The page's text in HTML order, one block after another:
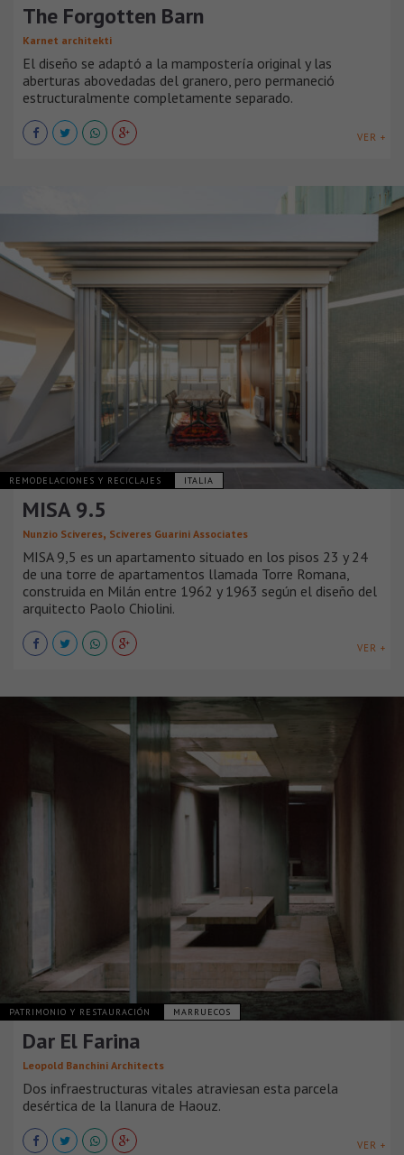
The Forgotten Barn
Karnet architekti
El diseño se adaptó a la mampostería original y las
aberturas abovedadas del granero, pero permaneció
estructuralmente completamente separado.
VER +
REMODELACIONES Y RECICLAJES ITALIA
MISA 9.5
Nunzio Sciveres, Sciveres Guarini Associates
MISA 9,5 es un apartamento situado en los pisos 23 y 24
de una torre de apartamentos llamada Torre Romana,
construida en Milán entre 1962 y 1963 según el diseño del
arquitecto Paolo Chiolini.
VER +
PATRIMONIO Y RESTAURACIÓN MARRUECOS
Dar El Farina
Leopold Banchini Architects
Dos infraestructuras vitales atraviesan esta parcela
desértica de la llanura de Haouz.
VER +